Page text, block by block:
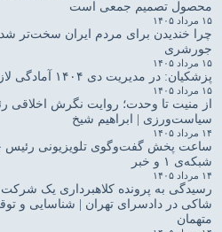
محصول تصمیم جمعی است
۱۵ مرداد ۱۴۰۵
چرا خندیدن برای مردم ایران سخت‌تر
جورشری
۱۵ مرداد ۱۴۰۵
پزشکیان: در مدیریت دی ۱۴۰۴ آمادگی لازم نبود
۱۵ مرداد ۱۴۰۵
از منیت تا وحدت؛ روایت نگرش اخلاقی
سیاست‌ورزی | ابراهیم شیخ
۱۴ مرداد ۱۴۰۵
ساعت پخش گفت‌وگوی تلویزیونی رئیس
شبکه‌ی ۱ و خبر
۱۴ مرداد ۱۴۰۵
متهمان